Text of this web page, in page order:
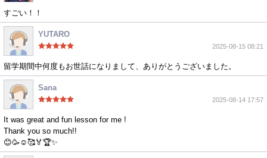
すごい！！
YUTARO
2025-08-15 08:21
留学期間中何度もお世話になりまして、ありがとうございました。
Sana
2025-08-14 17:57
It was great and fun lesson for me !
Thank you so much!!
😊🥳☺️🥰🏅🏆✨